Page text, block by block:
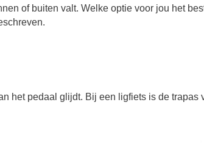
of buiten valt. Welke optie voor jou het
het pedaal glijdt. Bij een ligfiets is de trapas